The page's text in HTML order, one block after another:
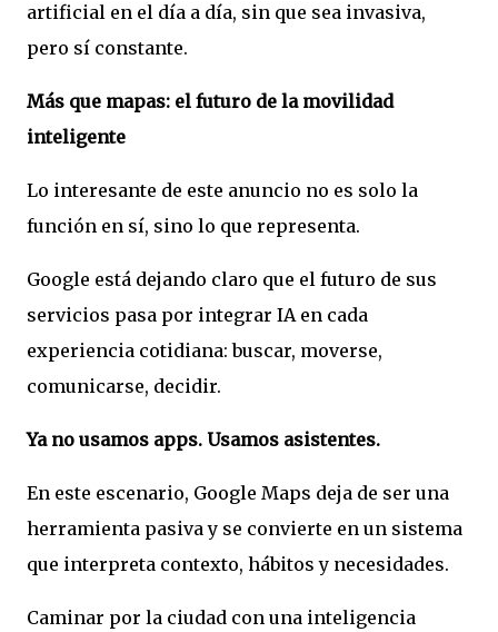
artificial en el día a día, sin que sea invasiva,
pero sí constante.
Más que mapas: el futuro de la movilidad
inteligente
Lo interesante de este anuncio no es solo la
función en sí, sino lo que representa.
Google está dejando claro que el futuro de sus
servicios pasa por integrar IA en cada
experiencia cotidiana: buscar, moverse,
comunicarse, decidir.
Ya no usamos apps. Usamos asistentes.
En este escenario, Google Maps deja de ser una
herramienta pasiva y se convierte en un sistema
que interpreta contexto, hábitos y necesidades.
Caminar por la ciudad con una inteligencia